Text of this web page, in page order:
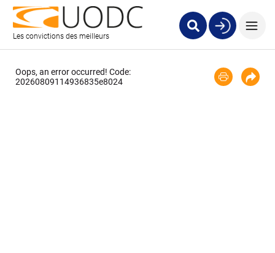
Les convictions des meilleurs
Oops, an error occurred! Code:
20260809114936835e8024